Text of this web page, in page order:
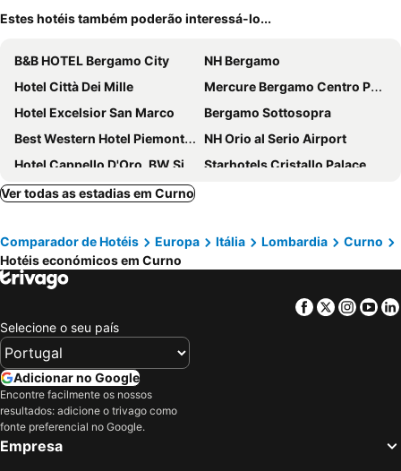
Estes hotéis também poderão interessá-lo...
B&B HOTEL Bergamo City
NH Bergamo
Hotel Città Dei Mille
Mercure Bergamo Centro Palazzo Dolci
Hotel Excelsior San Marco
Bergamo Sottosopra
Best Western Hotel Piemontese
NH Orio al Serio Airport
Hotel Cappello D'Oro, BW Signature Collection
Starhotels Cristallo Palace
Palazzo Santo Spirito
Bes Hotel Bergamo West
Arli Hotel Business and Wellness
La Castellana
Hotel Winter Garden
Albergo 900
Art & Hotel
Devero Hotel & Spa, BW Signature Collection
Villa Appiani
Casa Mario Lupo
Country Hotel Castelbarco
Il Sole
Art & Hotel
Ver todas as estadias em Curno
Comparador de Hotéis Europa Itália Lombardia
Curno
Hotéis económicos em Curno
Facebook
Twitter
Selecione o seu país
Adicionar no Google
Encontre facilmente os nossos
resultados: adicione o trivago como
fonte preferencial no Google.
Empresa